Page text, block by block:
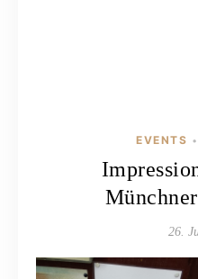
EVENTS •
26.